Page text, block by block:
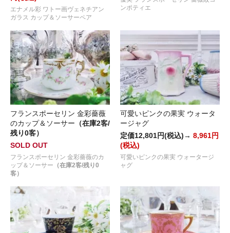
エナメル彩 ワトー画ヴェネチアン
ガラス カップ＆ソーサーペア
ンポティエ
フランスポーセリン 金彩薔薇
のカップ＆ソーサー （在庫2客/
残り0客）
SOLD OUT
フランスポーセリン 金彩薔薇のカ
ップ＆ソーサー （在庫2客/残り0
客）
可愛いピンクの果実 ウォータ
ージャグ
定価12,801円(税込)→ 8,961円
(税込)
可愛いピンクの果実 ウォータージ
ャグ